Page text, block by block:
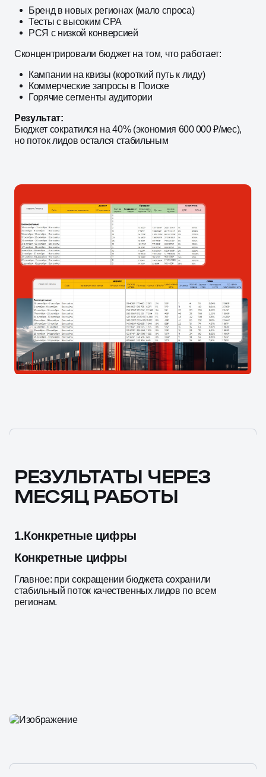
Бренд в новых регионах (мало спроса)
Тесты с высоким CPA
РСЯ с низкой конверсией
Сконцентрировали бюджет на том, что работает:
Кампании на квизы (короткий путь к лиду)
Коммерческие запросы в Поиске
Горячие сегменты аудитории
Результат:
Бюджет сократился на 40% (экономия 600 000 ₽/мес),
но поток лидов остался стабильным
РЕЗУЛЬТАТЫ ЧЕРЕЗ
МЕСЯЦ РАБОТЫ
1.Конкретные цифры
Конкретные цифры
Главное: при сокращении бюджета сохранили
стабильный поток качественных лидов по всем
регионам.